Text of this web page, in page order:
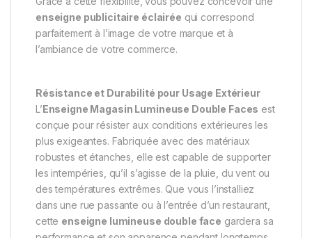
enseigne publicitaire éclairée qui correspond
parfaitement à l’image de votre marque et à
l’ambiance de votre commerce.
Résistance et Durabilité pour Usage Extérieur
L’Enseigne Magasin Lumineuse Double Faces est
conçue pour résister aux conditions extérieures les
plus exigeantes. Fabriquée avec des matériaux
robustes et étanches, elle est capable de supporter
les intempéries, qu’il s’agisse de la pluie, du vent ou
des températures extrêmes. Que vous l’installiez
dans une rue passante ou à l’entrée d’un restaurant,
cette enseigne lumineuse double face gardera sa